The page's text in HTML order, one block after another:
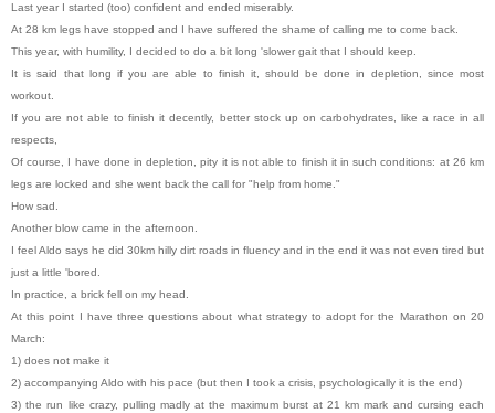
Last year I started (too) confident and ended miserably.
At 28 km legs have stopped and I have suffered the shame of calling me to come back.
This year, with humility, I decided to do a bit long 'slower gait that I should keep.
It is said that long if you are able to finish it, should be done in depletion, since most
workout.
If you are not able to finish it decently, better stock up on carbohydrates, like a race in all
respects,
Of course, I have done in depletion, pity it is not able to finish it in such conditions: at 26 km
legs are locked and she went back the call for "help from home."
How sad.
Another blow came in the afternoon.
I feel Aldo says he did 30km hilly dirt roads in fluency and in the end it was not even tired but
just a little 'bored.
In practice, a brick fell on my head.
At this point I have three questions about what strategy to adopt for the Marathon on 20
March:
1) does not make it
2) accompanying Aldo with his pace (but then I took a crisis, psychologically it is the end)
3) the run like crazy, pulling madly at the maximum burst at 21 km mark and cursing each